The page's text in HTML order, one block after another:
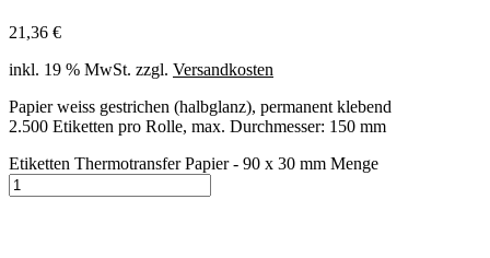
21,36 €
inkl. 19 % MwSt. zzgl. Versandkosten
Papier weiss gestrichen (halbglanz), permanent klebend
2.500 Etiketten pro Rolle, max. Durchmesser: 150 mm
Etiketten Thermotransfer Papier - 90 x 30 mm Menge